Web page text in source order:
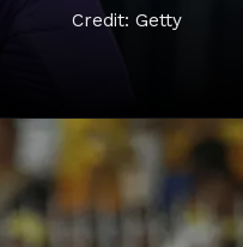
Credit: Getty